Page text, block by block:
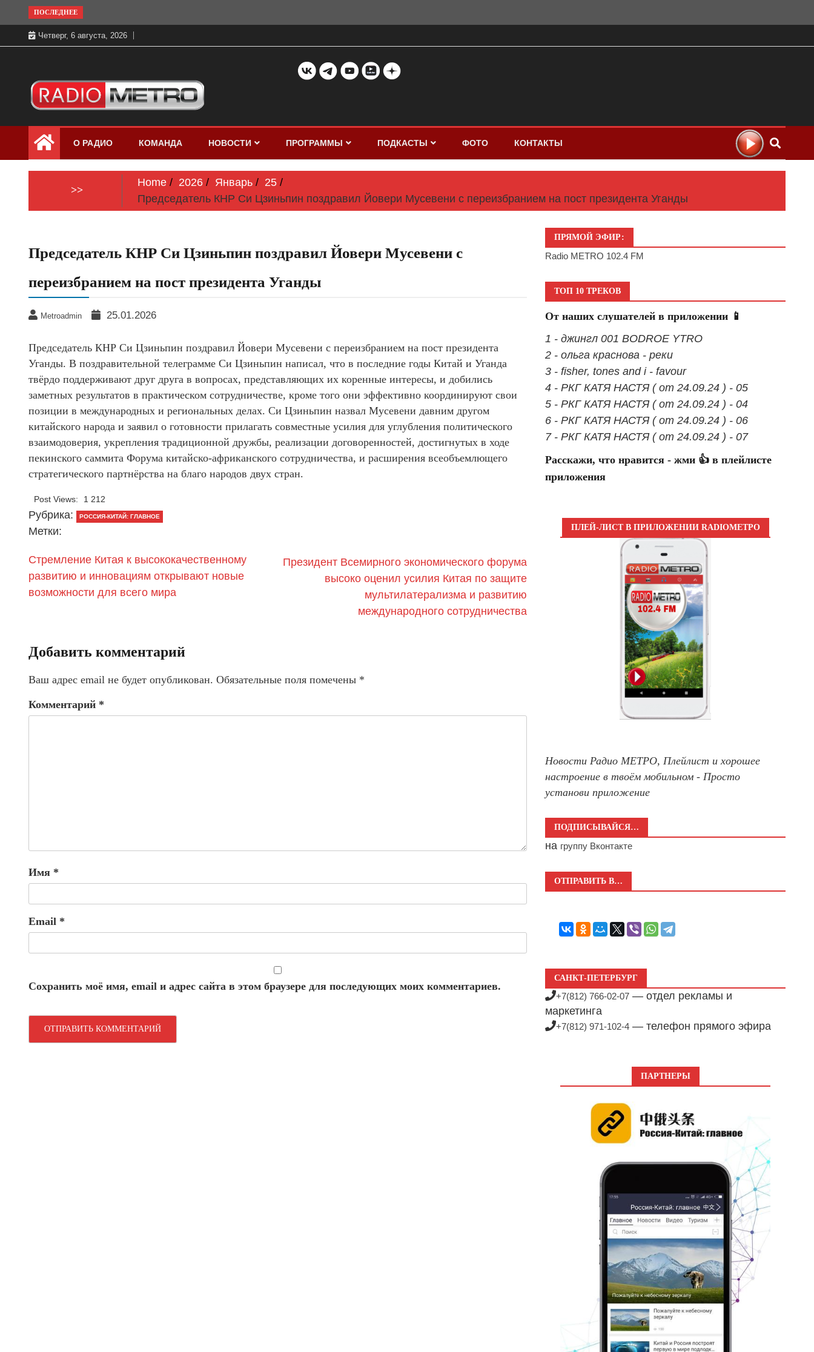
to
content
ПОСЛЕДНЕЕ
Четверг, 6 августа, 2026
Радио МЕТРО
бесплатно в хорошем качестве Санкт-
Петербург и Россия
О РАДИО КОМАНДА НОВОСТИ ПРОГРАММЫ ПОДКАСТЫ ФОТО КОНТАКТЫ
>>
Home 2026 Январь
25
Председатель КНР Си Цзиньпин поздравил Йовери Мусевени с переизбранием на пост президента Уганды
Председатель КНР Си Цзиньпин поздравил Йовери Мусевени с
переизбранием на пост президента Уганды
Metroadmin 25.01.2026
Председатель КНР Си Цзиньпин поздравил Йовери Мусевени с переизбранием на пост президента
Уганды. В поздравительной телеграмме Си Цзиньпин написал, что в последние годы Китай и Уганда
твёрдо поддерживают друг друга в вопросах, представляющих их коренные интересы, и добились
заметных результатов в практическом сотрудничестве, кроме того они эффективно координируют свои
позиции в международных и региональных делах. Си Цзиньпин назвал Мусевени давним другом
китайского народа и заявил о готовности прилагать совместные усилия для углубления политического
взаимодоверия, укрепления традиционной дружбы, реализации договоренностей, достигнутых в ходе
пекинского саммита Форума китайско-африканского сотрудничества, и расширения всеобъемлющего
стратегического партнёрства на благо народов двух стран.
Post Views: 1 212
Рубрика: РОССИЯ-КИТАЙ: ГЛАВНОЕ
Метки:
Стремление Китая к высококачественному
развитию и инновациям открывают новые
возможности для всего мира
Президент Всемирного экономического форума
высоко оценил усилия Китая по защите
мультилатерализма и развитию
международного сотрудничества
Добавить комментарий
Ваш адрес email не будет опубликован. Обязательные поля помечены *
Комментарий *
Имя *
Email *
Сохранить моё имя, email и адрес сайта в этом браузере для последующих моих комментариев.
ПРЯМОЙ ЭФИР:
Radio METRO 102.4 FM
ТОП 10 ТРЕКОВ
От наших слушателей в приложении 📱
1 - джингл 001 BODROE YTRO
2 - ольга краснова - реки
3 - fisher, tones and i - favour
4 - РКГ КАТЯ НАСТЯ ( от 24.09.24 ) - 05
5 - РКГ КАТЯ НАСТЯ ( от 24.09.24 ) - 04
6 - РКГ КАТЯ НАСТЯ ( от 24.09.24 ) - 06
7 - РКГ КАТЯ НАСТЯ ( от 24.09.24 ) - 07
Расскажи, что нравится - жми 👍 в плейлисте
приложения
ПЛЕЙ-ЛИСТ В ПРИЛОЖЕНИИ RADIOМЕТРО
Новости Радио МЕТРО, Плейлист и хорошее
настроение в твоём мобильном - Просто
установи приложение
ПОДПИСЫВАЙСЯ…
на группу Вконтакте
ОТПРАВИТЬ В…
САНКТ-ПЕТЕРБУРГ
+7(812) 766-02-07 — отдел рекламы и
маркетинга
+7(812) 971-102-4 — телефон прямого эфира
ПАРТНЕРЫ